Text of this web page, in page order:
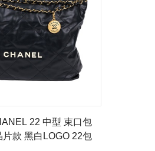
22 中型 束口包
款 黑白LOGO 22包